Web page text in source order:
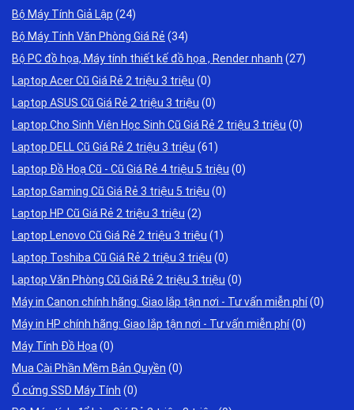
Bộ Máy Tính Giả Lập (24)
Bộ Máy Tính Văn Phòng Giá Rẻ (34)
Bộ PC đồ họa, Máy tính thiết kế đồ họa , Render nhanh (27)
Laptop Acer Cũ Giá Rẻ 2 triệu 3 triệu (0)
Laptop ASUS Cũ Giá Rẻ 2 triệu 3 triệu (0)
Laptop Cho Sinh Viên Học Sinh Cũ Giá Rẻ 2 triệu 3 triệu (0)
Laptop DELL Cũ Giá Rẻ 2 triệu 3 triệu (61)
Laptop Đồ Hoạ Cũ - Cũ Giá Rẻ 4 triệu 5 triệu (0)
Laptop Gaming Cũ Giá Rẻ 3 triệu 5 triệu (0)
Laptop HP Cũ Giá Rẻ 2 triệu 3 triệu (2)
Laptop Lenovo Cũ Giá Rẻ 2 triệu 3 triệu (1)
Laptop Toshiba Cũ Giá Rẻ 2 triệu 3 triệu (0)
Laptop Văn Phòng Cũ Giá Rẻ 2 triệu 3 triệu (0)
Máy in Canon chính hãng: Giao lắp tận nơi - Tư vấn miễn phí(0)
Máy in HP chính hãng: Giao lắp tận nơi - Tư vấn miễn phí(0)
Máy Tính Đồ Họa (0)
Mua Cài Phần Mềm Bản Quyền (0)
Ổ cứng SSD Máy Tính (0)